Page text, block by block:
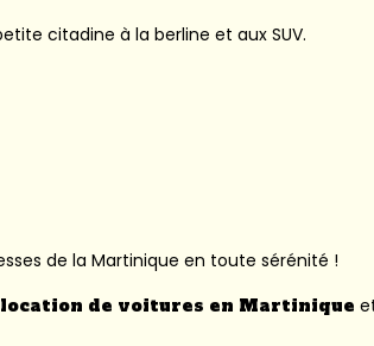
citadine à la berline et aux SUV.
de la Martinique en toute sérénité !
location de voitures en Martinique